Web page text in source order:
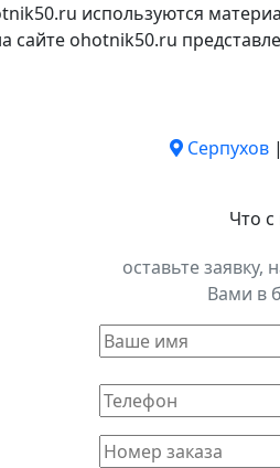
используются
сайте ohotnik50.ru
Серпухов |
Что
оставьте
Вами в